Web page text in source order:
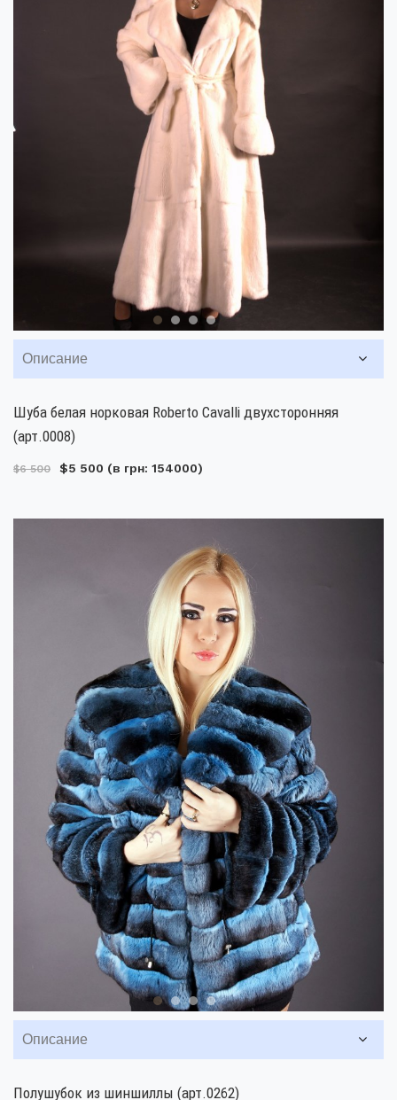
Описание
Шуба белая норковая Roberto Cavalli двухсторонняя
(арт.0008)
$6 500 $5 500 (в грн: 154000)
Описание
Полушубок из шиншиллы (арт.0262)